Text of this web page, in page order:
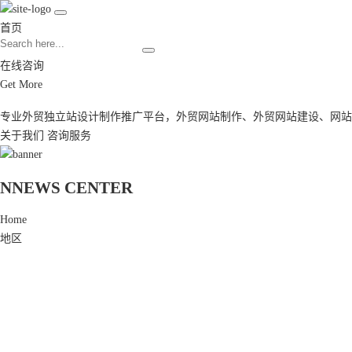
首页
在线咨询
Get More
专业外贸独立站设计制作推广平台， 外贸网站制作、 外贸网站建设、 网
关于我们
咨询服务
NNEWS CENTER
Home
地区